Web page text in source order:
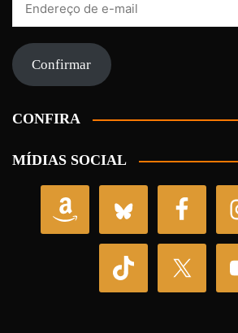
mail Confirmar
CONFIRA
MÍDIAS SOCIAL